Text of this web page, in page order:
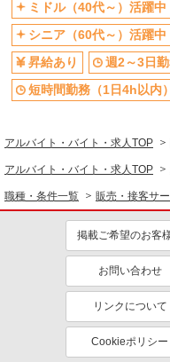
短時間勤務（1日4h以内）OK
交通費支給
社員登用あり
ミドル（40代～）活躍中
シニア（60代～）活躍中
昇給あり
週2～3日
短時間勤務（1日4h以内
アルバイト・バイト・求人TOP
アルバイト・バイト・求人TOP
職種・条件一覧 販売・接客サ
掲載ご希望のお客
お問い合わせ
リンクについて
Cookieポリシー